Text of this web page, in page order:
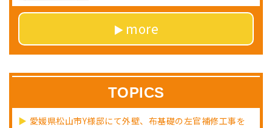
more
TOPICS
愛媛県松山市Y様邸にて外壁、布基礎の左官補修工事を